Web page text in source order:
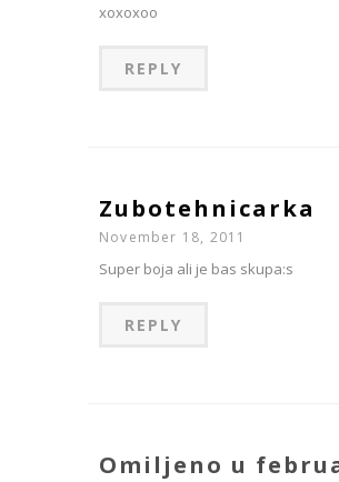
xoxoxoo
REPLY
Zubotehnicarka
November 18, 2011
Super boja ali je bas skupa:s
REPLY
Omiljeno u